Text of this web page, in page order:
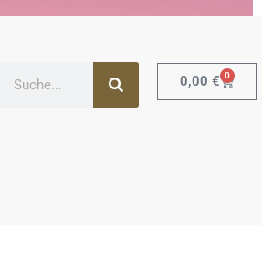
0,00 € 0